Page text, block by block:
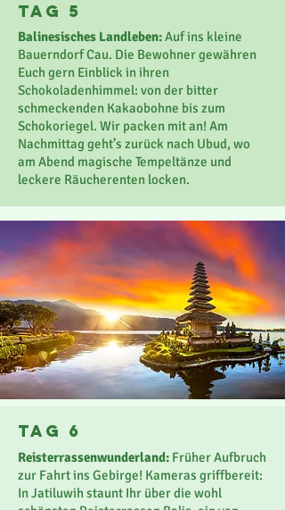
TaG 5
Balinesisches Landleben:Auf ins kleine
Bauerndorf Cau. Die Bewohner gewähren
Euch gern Einblick in ihren
Schokoladenhimmel: von der bitter
schmeckenden Kakaobohne bis zum
Schokoriegel. Wir packen mit an! Am
Nachmittag geht’s zurück nach Ubud, wo
am Abend magische Tempeltänze und
leckere Räucherenten locken.
Tag 6
Reisterrassenwunderland: Früher Aufbruch
zur Fahrt ins Gebirge! Kameras griffbereit:
In Jatiluwih staunt Ihr über die wohl